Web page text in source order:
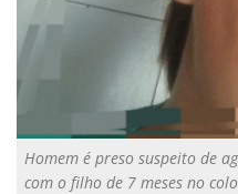
Homem é preso suspeito de
com o filho de 7 meses no